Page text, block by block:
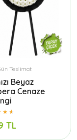
Teslimat
Beyaz
Cenaze
TL